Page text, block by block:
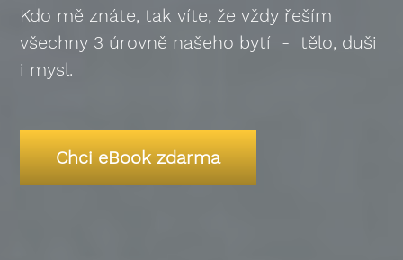
Kdo mě znáte, tak víte, že vždy řeším
všechny 3 úrovně našeho bytí - tělo, duši
i mysl.
Chci eBook zdarma